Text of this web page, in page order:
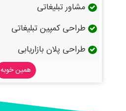
مشاور تبلیغاتی
طراحی کمپین تبلیغاتی
طراحی پلان بازاریابی
همین خوبه